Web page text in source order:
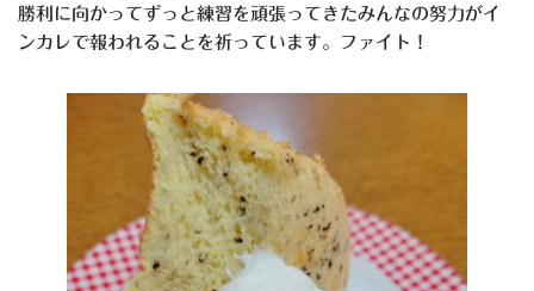
勝利に向かってずっと練習を頑張ってきたみんなの努力がイ
ンカレで報われることを祈っています。ファイト！